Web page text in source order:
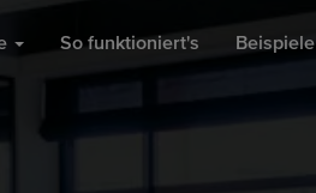
So funktioniert's Beispiele